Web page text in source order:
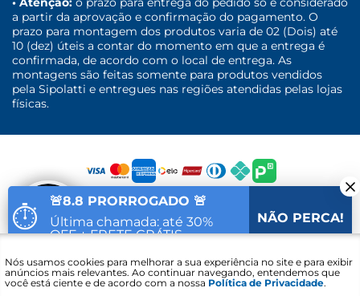
a partir da aprovação e confirmação do pagamento. O
prazo para montagem dos produtos varia de 02 (Dois) até
10 (dez) úteis a contar do momento em que a entrega é
confirmada, de acordo com o local de entrega. As
montagens são feitas somente para produtos vendidos
pela Sipolatti e entregues nas regiões atendidas pelas lojas
físicas.
Nós usamos cookies para melhorar a sua experiência no site e para exibir
anúncios mais relevantes. Ao continuar navegando, entendemos que
você está ciente e de acordo com a nossa Política de Privacidade.
Fale com um
especialista
⏱
🚨8.8 PRORROGADO 🚨
Última chamada: até 30%
OFF + FRETE GRÁTIS
NÃO PERCA!
Vai acabar em: 88 06 30